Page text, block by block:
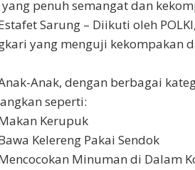
penuh semangat dan
Sarung – Diikuti oleh
yang menguji kekompakan
Anak, dengan berbagai
seperti:
Kerupuk
Kelereng Pakai Sendok
Minuman di Dalam